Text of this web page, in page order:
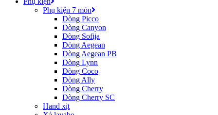
Phụ kiện 7 món
Dòng Picco
Dòng Canyon
Dòng Sofija
Dòng Aegean
Dòng Aegean PB
Dòng Lynn
Dòng Coco
Dòng Ally
Dòng Cherry
Dòng Cherry SC
Hand xịt